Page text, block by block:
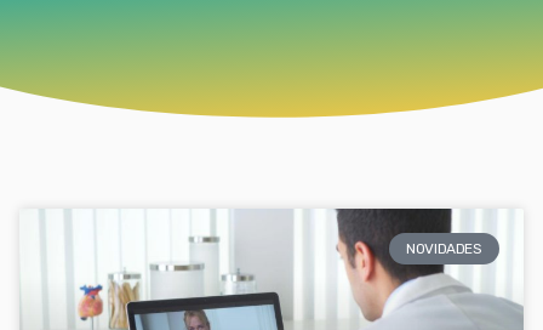
NOVIDADES